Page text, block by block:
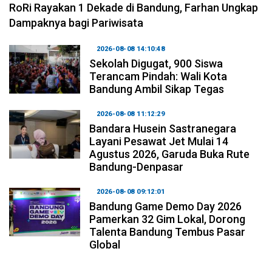
RoRi Rayakan 1 Dekade di Bandung, Farhan Ungkap
Dampaknya bagi Pariwisata
2026-08-08 14:10:48
Sekolah Digugat, 900 Siswa
Terancam Pindah: Wali Kota
Bandung Ambil Sikap Tegas
2026-08-08 11:12:29
Bandara Husein Sastranegara
Layani Pesawat Jet Mulai 14
Agustus 2026, Garuda Buka Rute
Bandung-Denpasar
2026-08-08 09:12:01
Bandung Game Demo Day 2026
Pamerkan 32 Gim Lokal, Dorong
Talenta Bandung Tembus Pasar
Global